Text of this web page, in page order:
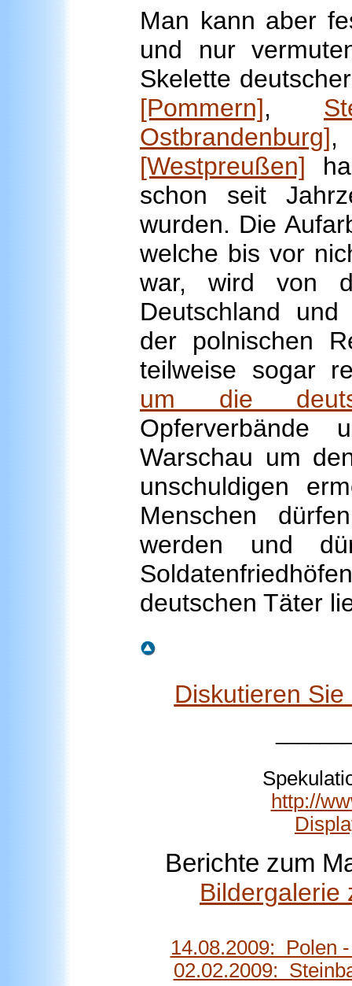
Man kann aber
und nur
Skelette
[Pommern],
Ostbrandenburg],
[Westpreußen]
schon seit
wurden. Die
welche bis vor
war, wird von
Deutschland und
der polnischen
teilweise sogar
um die
Warschau um
unschuldigen
Menschen
werden und
deutschen Täter
Diskutieren
http://
Berichte zum
Bildergalerie
14.08.2009: Polen
02.02.2009: